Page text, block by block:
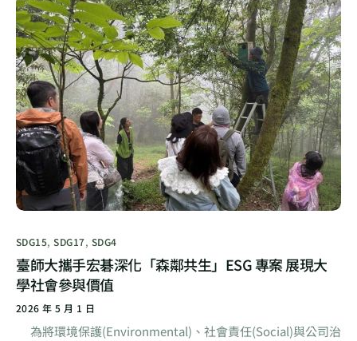
SDG15,SDG17, SDG4
臺師大攜手宏碁深化「森鄰共生」ESG 專案 展現大
學社會參與價值
2026 年 5 月 1 日
為將環境保護(Environmental)、社會責任(Social)與公司治